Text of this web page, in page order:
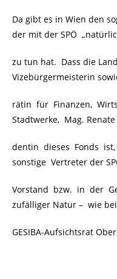
Da gibt es in Wien den
der mit der SPÖ
zu tun hat. Dass die
Vizebürgermeisterin
rätin für Finanzen,
Stadtwerke, Mag.
dentin dieses Fonds
sonstige Vertreter der
Vorstand bzw. in der
zufälliger Natur – wie
GESIBA-Aufsichtsrat